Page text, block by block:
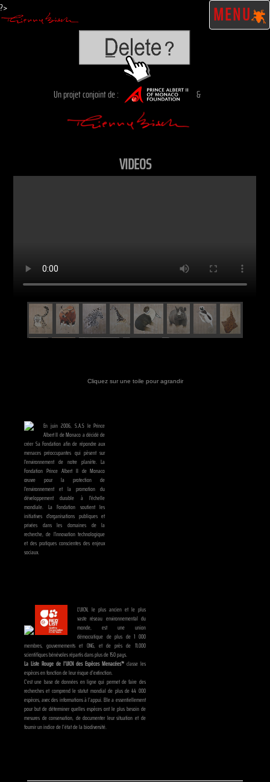
?> MENU
Un projet conjoint de : &
VIDEOS
Cliquez sur une toile pour agrandir
En juin 2006, S.A.S le Prince
Albert II de Monaco a décidé de
créer Sa Fondation afin de répondre aux
menaces préoccupantes qui pèsent sur
l'environnement de notre planète. La
Fondation Prince Albert II de Monaco
œuvre pour la protection de
l'environnement et la promotion du
développement durable à l'échelle
mondiale. La Fondation soutient les
initiatives d'organisations publiques et
privées dans les domaines de la
recherche, de l'innovation technologique
et des pratiques conscientes des enjeux
sociaux.
L’UICN, le plus ancien et le plus
vaste réseau environnemental du
monde, est une union
démocratique de plus de 1 000
membres, gouvernements et ONG, et de près de 11.000
scientifiques bénévoles répartis dans plus de 150 pays.
La Liste Rouge de l’UICN des Espèces Menacées™classe les
espèces en fonction de leur risque d’extinction.
C’est une base de données en ligne qui permet de faire des
recherches et comprend le statut mondial de plus de 44 000
espèces, avec des informations à l’appui. Elle a essentiellement
pour but de déterminer quelles espèces ont le plus besoin de
mesures de conservation, de documenter leur situation et de
fournir un indice de l’état de la biodiversité.